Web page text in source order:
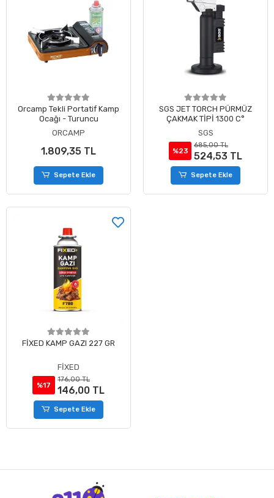
Orcamp Tekli Portatif Kamp
Ocağı - Turuncu
ORCAMP
1.809,35 TL
Sepete Ekle
SGS JET TORCH PÜRMÜZ
ÇAKMAK TİPİ 1300 C°
SGS
%23
685,00 TL
524,53 TL
Sepete Ekle
FİXED KAMP GAZI 227 GR
FİXED
%17
176,00 TL
146,00 TL
Sepete Ekle